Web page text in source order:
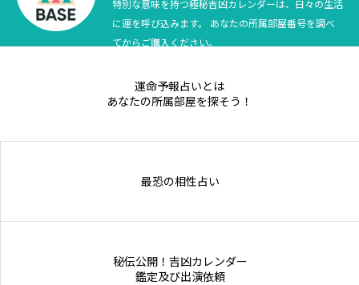
テニス四大大会・五輪
特別な意味を持つ極秘吉凶カレンダーは、日々の生活
に運を呼び込みます。 あなたの所属部屋番号を調べ
てからご購入ください。
運命予報占いとは
あなたの所属部屋を探そう！
最恐の相性占い
秘伝公開！吉凶カレンダー
鑑定及び出演依頼